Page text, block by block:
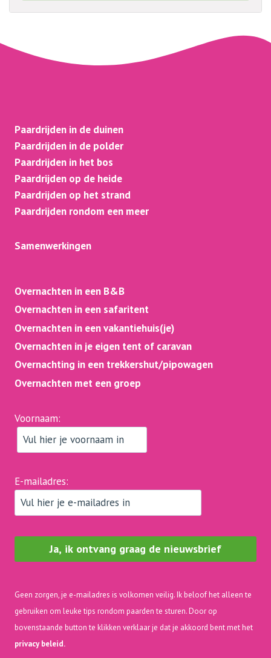
Paardrijden in de duinen
Paardrijden in de polder
Paardrijden in het bos
Paardrijden op de heide
Paardrijden op het strand
Paardrijden rondom een meer
Samenwerkingen
Overnachten in een B&B
Overnachten in een safaritent
Overnachten in een vakantiehuis(je)
Overnachten in je eigen tent of caravan
Overnachting in een trekkershut/pipowagen
Overnachten met een groep
Voornaam:
E-mailadres:
Geen zorgen, je e-mailadres is volkomen veilig. Ik beloof het alleen te
gebruiken om leuke tips rondom paarden te sturen. Door op
bovenstaande button te klikken verklaar je dat je akkoord bent met het
privacy beleid.